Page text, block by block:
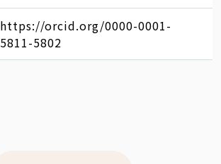
https://orcid.org/0000-0001-
5811-5802